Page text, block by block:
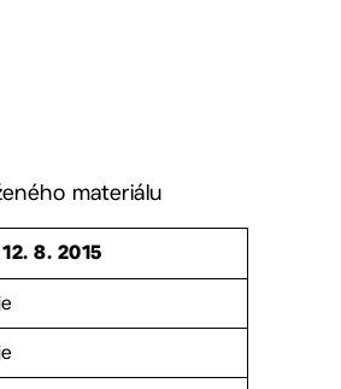
materiálu
8. 2015